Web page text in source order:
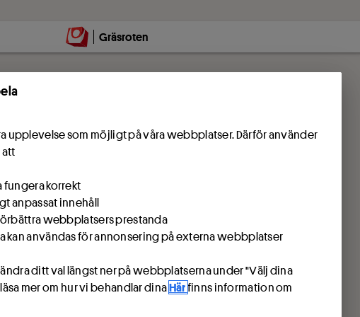
Gräsroten
upplevelse som möjligt på våra webbplatser. Därför använder
att
fungera korrekt
anpassat innehåll
webbplatsers prestanda
kan användas för annonsering på externa webbplatser
ändra ditt val längst ner på webbplatserna under "Välj dina
mer om hur vi behandlar dinaHär finns information om